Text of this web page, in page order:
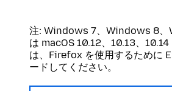
注: Windows 7、Windows 8、
は macOS 10.12、10.13、
は、Firefox を使用するために
ードしてください。